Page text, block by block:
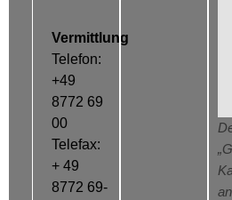
Vermittlung
Telefon:
+49
8772 69
00
Telefax:
+ 49
8772 69-